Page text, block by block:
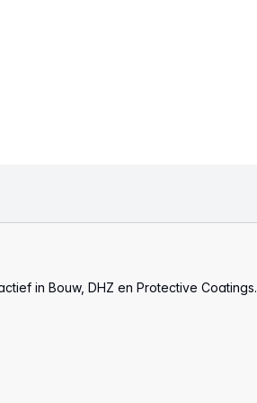
in Bouw, DHZ en Protective Coatings.